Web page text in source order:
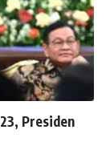
Presiden